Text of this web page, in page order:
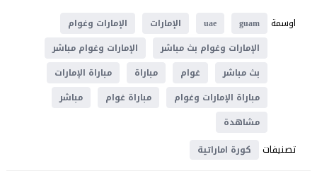
اوسمة
guam
uae الإمارات
الإمارات وغوام
الإمارات وغوام بث مباشر
الإمارات وغوام مباشر
بث مباشر
غوام مباراة
مباراة الإمارات
مباراة الإمارات وغوام
مباراة غوام
مباشر
مشاهدة
تصنيفات كورة اماراتية